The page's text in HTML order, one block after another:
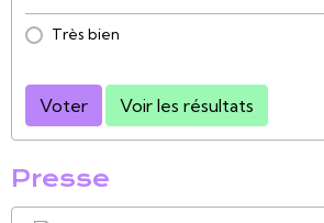
Très bien
Voter Voir les résultats
Presse